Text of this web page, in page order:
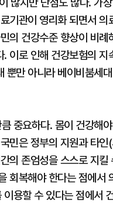
기관이 영리화 되면서
의 건강수준 향상이 비
. 이로 인해 건강보험의
뿐만 아니라 베이비붐세
중요하다. 몸이 건강해
민은 정부의 지원과 타
의 존엄성을 스스로 지
회복해야 한다는 점에서
용할 수 있다는 점에서